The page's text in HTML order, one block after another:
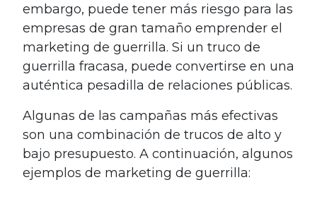
embargo, puede tener más riesgo para las
empresas de gran tamaño emprender el
marketing de guerrilla. Si un truco de
guerrilla fracasa, puede convertirse en una
auténtica pesadilla de relaciones públicas.
Algunas de las campañas más efectivas
son una combinación de trucos de alto y
bajo presupuesto. A continuación, algunos
ejemplos de marketing de guerrilla: